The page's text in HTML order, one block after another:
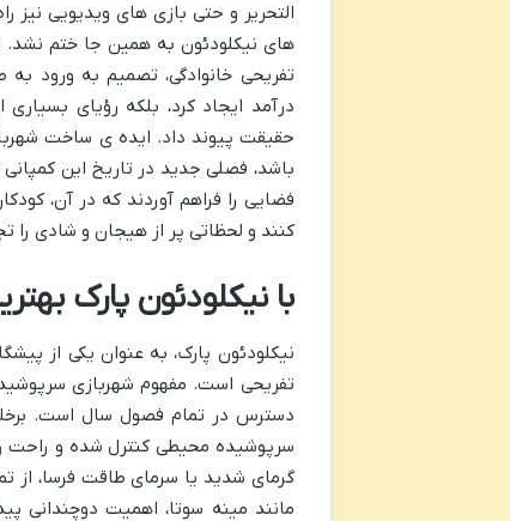
التحریر و حتی بازی های ویدیویی نیز
های نیکلودئون به همین جا ختم
تفریحی خانوادگی، تصمیم به ورود
درآمد ایجاد کرد، بلکه رؤیای
حقیقت پیوند داد. ایده ی ساخت
باشد، فصلی جدید در تاریخ این
فضایی را فراهم آوردند که در آن،
کنند و لحظاتی پر از هیجان و شادی را
با نیکلودئون پارک
نیکلودئون پارک، به عنوان یکی از
تفریحی است. مفهوم شهربازی
دسترس در تمام فصول سال است.
سرپوشیده محیطی کنترل شده و راحت را
گرمای شدید یا سرمای طاقت فرسا، از
مانند مینه سوتا، اهمیت دوچندانی